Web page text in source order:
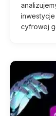
inwestycje
cyfrowej